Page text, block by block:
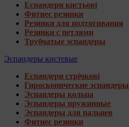
Еспандери кистьові
Фитнес резинки
Резинки для подтягивания
Резинки с петлями
Трубчатые эспандеры
Эспандеры кистевые
Еспандери стрічкові
Гироскопические эспандеры
Эспандеры кольца
Эспандеры пружинные
Эспандеры для пальцев
Фитнес резинки